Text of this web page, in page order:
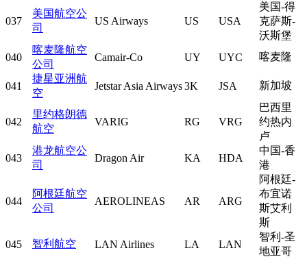
037
美国航空公
司
US Airways US USA
美国-得
克萨斯-
沃斯堡
040
喀麦隆航空
公司
Camair-Co UY UYC 喀麦隆
041
捷星亚洲航
空
Jetstar Asia Airways3K JSA 新加坡
042
里约格朗德
航空
VARIG RG VRG
巴西里
约热内
卢
043
港龙航空公
司
Dragon Air KA HDA
中国-香
港
044
阿根廷航空
公司
AEROLINEAS AR ARG
阿根廷-
布宜诺
斯艾利
斯
045
智利航空 LAN Airlines LA LAN
智利-圣
地亚哥